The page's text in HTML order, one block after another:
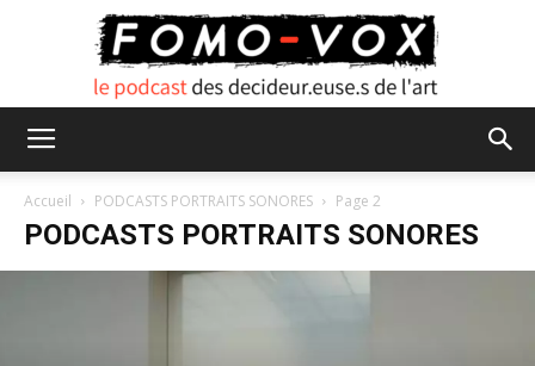
Accueil PODCASTS PORTRAITS SONORES Page 2
PODCASTS PORTRAITS SONORES